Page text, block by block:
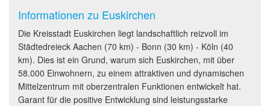
Informationen zu Euskirchen
Die Kreisstadt Euskirchen liegt landschaftlich reizvoll im
Städtedreieck Aachen (70 km) - Bonn (30 km) - Köln (40
km). Dies ist ein Grund, warum sich Euskirchen, mit über
58.000 Einwohnern, zu einem attraktiven und dynamischen
Mittelzentrum mit oberzentralen Funktionen entwickelt hat.
Garant für die positive Entwicklung sind leistungsstarke